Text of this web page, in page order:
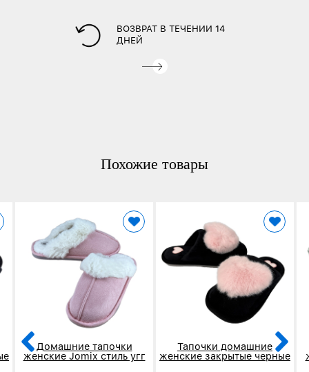
ВОЗВРАТ В ТЕЧЕНИИ 14
ДНЕЙ
Похожие товары
Домашние тапочки
женские Jomix стиль угг
Тапочки домашние
женские закрытые черные
10230-2